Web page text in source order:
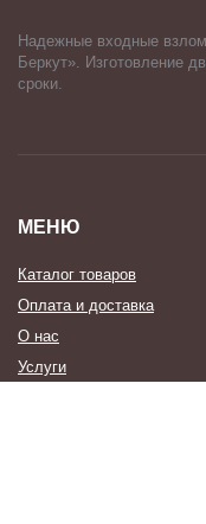
Надежные входные
Беркут». Изготовление
сроки.
МЕНЮ
Каталог товаров
Оплата и доставка
О нас
Услуги